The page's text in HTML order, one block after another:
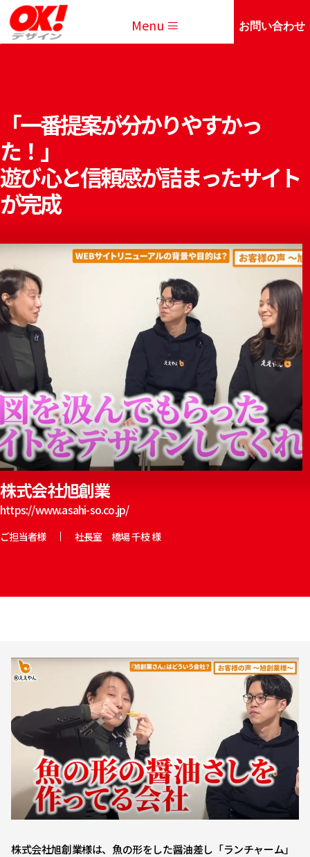
Menu お問い合わせ
「一番提案が分かりやすかっ
た！」
遊び心と信頼感が詰まったサイト
が完成
株式会社旭創業
https://www.asahi-so.co.jp/
社長室 橋場 千枝 様
株式会社旭創業様は、魚の形をした醤油差し「ランチャーム」